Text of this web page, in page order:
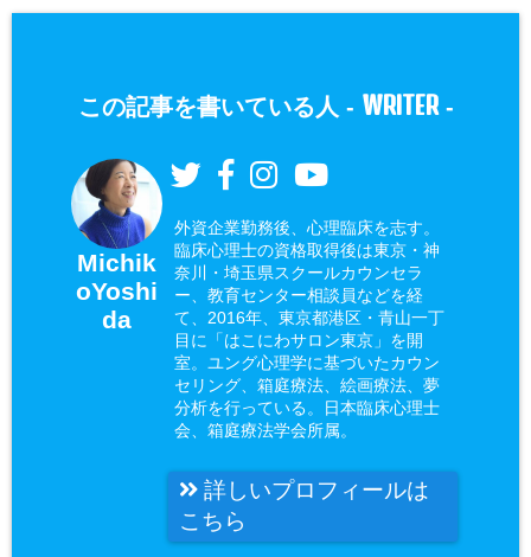
この記事を書いている人 - WRITER-
Michik
oYoshi
da
外資企業勤務後、心理臨床を志す。
臨床心理士の資格取得後は東京・神
奈川・埼玉県スクールカウンセラ
ー、教育センター相談員などを経
て、2016年、東京都港区・青山一丁
目に「はこにわサロン東京」を開
室。ユング心理学に基づいたカウン
セリング、箱庭療法、絵画療法、夢
分析を行っている。日本臨床心理士
会、箱庭療法学会所属。
詳しいプロフィールは
こちら